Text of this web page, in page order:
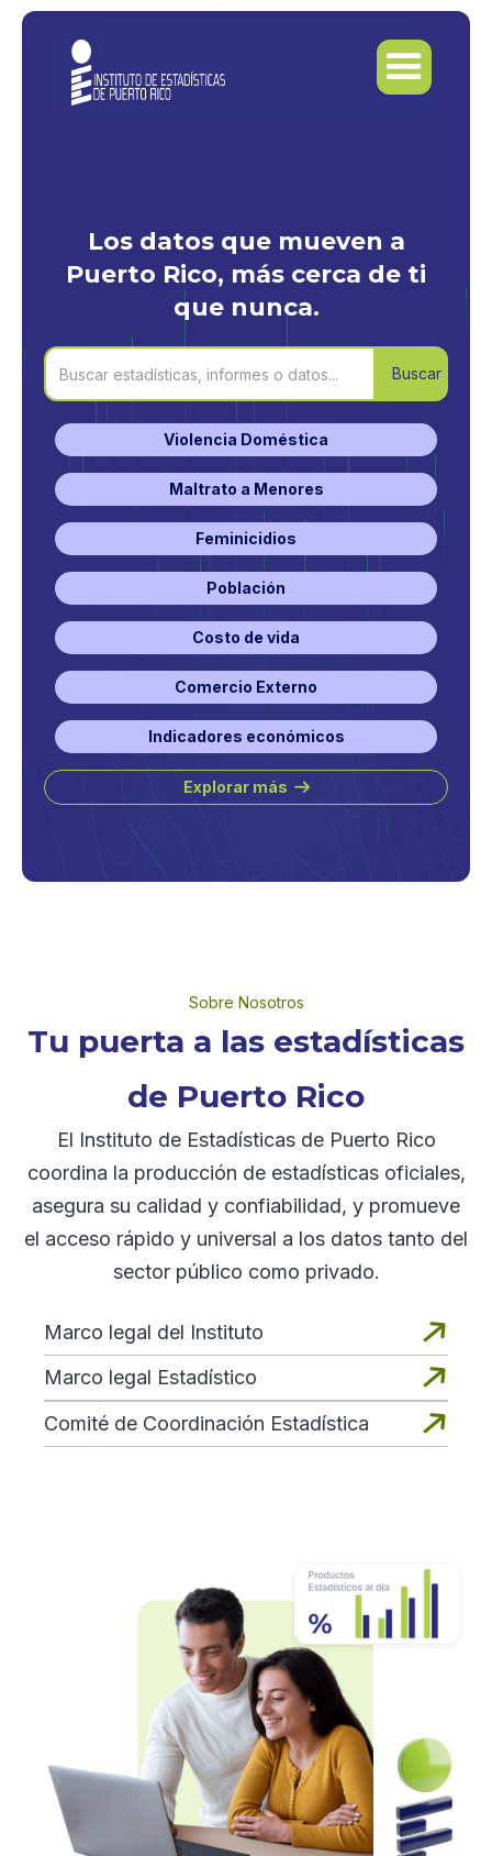
Los datos que mueven a
Puerto Rico, más cerca de ti
que nunca.
Violencia Doméstica
Maltrato a Menores
Feminicidios
Población
Costo de vida
Comercio Externo
Indicadores económicos
Explorar más 
Sobre Nosotros
Tu puerta a las estadísticas
de Puerto Rico
El Instituto de Estadísticas de Puerto Rico
coordina la producción de estadísticas oficiales,
asegura su calidad y confiabilidad, y promueve
el acceso rápido y universal a los datos tanto del
sector público como privado.
Marco legal del Instituto 
Marco legal Estadístico 
Comité de Coordinación Estadística 